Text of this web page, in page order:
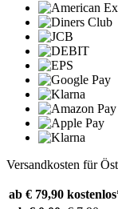
Versandkosten für
ab € 79,90